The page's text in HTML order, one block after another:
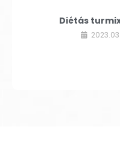
Diétás